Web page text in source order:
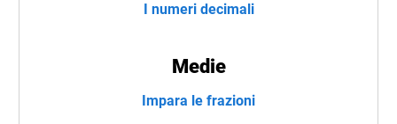
I numeri decimali
Medie
Impara le frazioni